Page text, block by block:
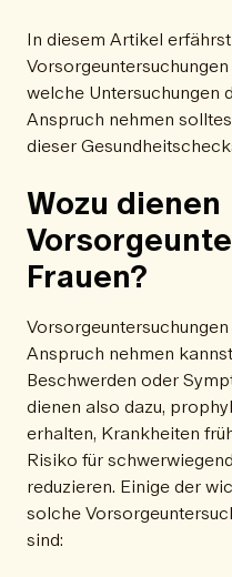
In diesem Artikel
welche Untersuchungen
Anspruch nehmen
dieser
Wozu dienen
Frauen?
Anspruch nehmen
Beschwerden oder
dienen also dazu,
erhalten, Krankheiten
Risiko für
reduzieren. Einige der
solche
sind: